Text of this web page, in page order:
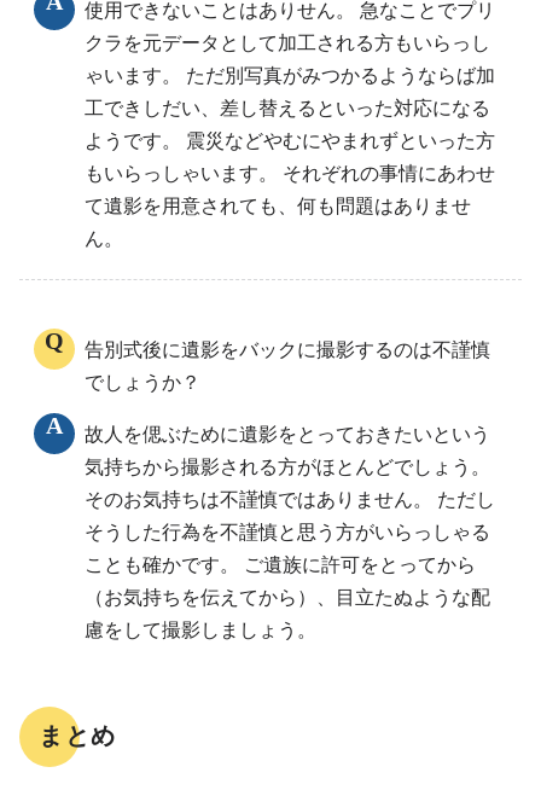
使用できないことはありせん。 急なことでプリ
クラを元データとして加工される方もいらっし
ゃいます。 ただ別写真がみつかるようならば加
工できしだい、差し替えるといった対応になる
ようです。 震災などやむにやまれずといった方
もいらっしゃいます。 それぞれの事情にあわせ
て遺影を用意されても、何も問題はありませ
ん。
告別式後に遺影をバックに撮影するのは不謹慎
でしょうか？
故人を偲ぶために遺影をとっておきたいという
気持ちから撮影される方がほとんどでしょう。
そのお気持ちは不謹慎ではありません。 ただし
そうした行為を不謹慎と思う方がいらっしゃる
ことも確かです。 ご遺族に許可をとってから
（お気持ちを伝えてから）、目立たぬような配
慮をして撮影しましょう。
まとめ